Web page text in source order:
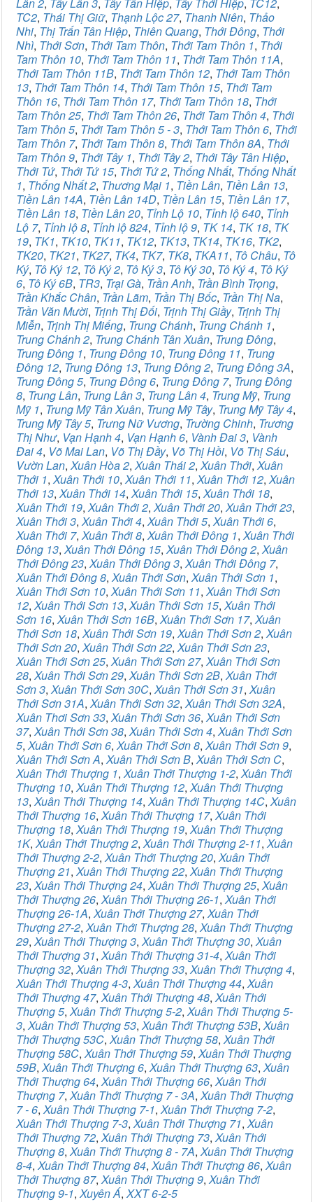
TC2, Thái Thị Giữ, Thạnh Lộc 27, Thanh Niên, Thảo
Nhi, Thị Trấn Tân Hiệp, Thiên Quang, Thới Đông, Thới
Nhì, Thới Sơn, Thới Tam Thôn, Thới Tam Thôn 1, Thới
Tam Thôn 10, Thới Tam Thôn 11, Thới Tam Thôn 11A,
Thới Tam Thôn 11B, Thới Tam Thôn 12, Thới Tam Thôn
13, Thới Tam Thôn 14, Thới Tam Thôn 15, Thới Tam
Thôn 16, Thới Tam Thôn 17, Thới Tam Thôn 18, Thới
Tam Thôn 25, Thới Tam Thôn 26, Thới Tam Thôn 4, Thới
Tam Thôn 5, Thới Tam Thôn 5 - 3, Thới Tam Thôn 6, Thới
Tam Thôn 7, Thới Tam Thôn 8, Thới Tam Thôn 8A, Thới
Tam Thôn 9, Thới Tây 1, Thới Tây 2, Thới Tây Tân Hiệp,
Thới Tứ, Thới Tứ 15, Thới Tứ 2, Thống Nhất, Thống Nhất
1, Thống Nhất 2, Thương Mại 1, Tiền Lân, Tiền Lân 13,
Tiền Lân 14A, Tiền Lân 14D, Tiền Lân 15, Tiền Lân 17,
Tiền Lân 18, Tiền Lân 20, Tỉnh Lộ 10, Tỉnh lộ 640, Tỉnh
Lộ 7, Tỉnh lộ 8, Tỉnh lộ 824, Tỉnh lộ 9, TK 14, TK 18, TK
19, TK1, TK10, TK11, TK12, TK13, TK14, TK16, TK2,
TK20, TK21, TK27, TK4, TK7, TK8, TKA11, Tô Châu, Tô
Ký, Tô Ký 12, Tô Ký 2, Tô Ký 3, Tô Ký 30, Tô Ký 4, Tô Ký
6, Tô Ký 6B, TR3, Trại Gà, Trần Anh, Trần Bình Trọng,
Trần Khắc Chân, Trần Lãm, Trần Thị Bốc, Trần Thị Na,
Trần Văn Mười, Trịnh Thị Đối, Trịnh Thị Giầy, Trịnh Thị
Miễn, Trịnh Thị Miếng, Trung Chánh, Trung Chánh 1,
Trung Chánh 2, Trung Chánh Tân Xuân, Trung Đông,
Trung Đông 1, Trung Đông 10, Trung Đông 11, Trung
Đông 12, Trung Đông 13, Trung Đông 2, Trung Đông 3A,
Trung Đông 5, Trung Đông 6, Trung Đông 7, Trung Đông
8, Trung Lân, Trung Lân 3, Trung Lân 4, Trung Mỹ, Trung
Mỹ 1, Trung Mỹ Tân Xuân, Trung Mỹ Tây, Trung Mỹ Tây 4,
Trung Mỹ Tây 5, Trưng Nữ Vương, Trường Chinh, Trương
Thị Như, Vạn Hạnh 4, Vạn Hạnh 6, Vành Đai 3, Vành
Đai 4, Võ Mai Lan, Võ Thị Đầy, Võ Thị Hồi, Võ Thị Sáu,
Vườn Lan,Xuân Hòa 2,Xuân Thái 2,Xuân Thới,Xuân
Thới 1,Xuân Thới 10,Xuân Thới 11,Xuân Thới 12,Xuân
Thới 13,Xuân Thới 14,Xuân Thới 15,Xuân Thới 18,
Xuân Thới 19,Xuân Thới 2,Xuân Thới 20,Xuân Thới 23,
Xuân Thới 3,Xuân Thới 4,Xuân Thới 5,Xuân Thới 6,
Xuân Thới 7,Xuân Thới 8,Xuân Thới Đông 1,Xuân Thới
Đông 13,Xuân Thới Đông 15,Xuân Thới Đông 2,Xuân
Thới Đông 23,Xuân Thới Đông 3,Xuân Thới Đông 7,
Xuân Thới Đông 8,Xuân Thới Sơn,Xuân Thới Sơn 1,
Xuân Thới Sơn 10,Xuân Thới Sơn 11,Xuân Thới Sơn
12,Xuân Thới Sơn 13,Xuân Thới Sơn 15,Xuân Thới
Sơn 16,Xuân Thới Sơn 16B,Xuân Thới Sơn 17,Xuân
Thới Sơn 18,Xuân Thới Sơn 19,Xuân Thới Sơn 2,Xuân
Thới Sơn 20,Xuân Thới Sơn 22,Xuân Thới Sơn 23,
Xuân Thới Sơn 25,Xuân Thới Sơn 27,Xuân Thới Sơn
28,Xuân Thới Sơn 29,Xuân Thới Sơn 2B,Xuân Thới
Sơn 3,Xuân Thới Sơn 30C,Xuân Thới Sơn 31,Xuân
Thới Sơn 31A,Xuân Thới Sơn 32,Xuân Thới Sơn 32A,
Xuân Thơi Sơn 33,Xuân Thới Sơn 36,Xuân Thới Sơn
37,Xuân Thới Sơn 38,Xuân Thới Sơn 4,Xuân Thới Sơn
5,Xuân Thới Sơn 6,Xuân Thới Sơn 8,Xuân Thới Sơn 9,
Xuân Thới Sơn A,Xuân Thới Sơn B,Xuân Thới Sơn C,
Xuân Thới Thượng 1,Xuân Thới Thượng 1-2,Xuân Thới
Thượng 10,Xuân Thới Thượng 12,Xuân Thới Thượng
13,Xuân Thới Thượng 14,Xuân Thới Thượng 14C,Xuân
Thới Thượng 16,Xuân Thới Thượng 17,Xuân Thới
Thượng 18,Xuân Thới Thượng 19,Xuân Thới Thượng
1K,Xuân Thới Thượng 2,Xuân Thới Thượng 2-11,Xuân
Thới Thượng 2-2,Xuân Thới Thượng 20,Xuân Thới
Thượng 21,Xuân Thới Thượng 22,Xuân Thới Thượng
23,Xuân Thới Thượng 24,Xuân Thới Thượng 25,Xuân
Thới Thượng 26,Xuân Thới Thượng 26-1,Xuân Thới
Thượng 26-1A,Xuân Thới Thượng 27,Xuân Thới
Thượng 27-2,Xuân Thới Thượng 28,Xuân Thới Thượng
29,Xuân Thới Thượng 3,Xuân Thới Thượng 30,Xuân
Thới Thượng 31,Xuân Thới Thượng 31-4,Xuân Thới
Thượng 32,Xuân Thới Thượng 33,Xuân Thới Thượng 4,
Xuân Thới Thượng 4-3,Xuân Thới Thượng 44,Xuân
Thới Thượng 47,Xuân Thới Thượng 48,Xuân Thới
Thượng 5,Xuân Thới Thượng 5-2,Xuân Thới Thượng 5-
3,Xuân Thới Thượng 53,Xuân Thới Thượng 53B,Xuân
Thới Thượng 53C,Xuân Thới Thượng 58,Xuân Thới
Thượng 58C,Xuân Thới Thượng 59,Xuân Thới Thượng
59B,Xuân Thới Thượng 6,Xuân Thới Thượng 63,Xuân
Thới Thượng 64,Xuân Thới Thượng 66,Xuân Thới
Thượng 7,Xuân Thới Thượng 7 - 3A,Xuân Thới Thượng
7 - 6,Xuân Thới Thượng 7-1,Xuân Thới Thượng 7-2,
Xuân Thới Thượng 7-3,Xuân Thới Thượng 71,Xuân
Thới Thượng 72,Xuân Thới Thượng 73,Xuân Thới
Thượng 8,Xuân Thới Thượng 8 - 7A,Xuân Thới Thượng
8-4,Xuân Thới Thượng 84,Xuân Thới Thượng 86,Xuân
Thới Thượng 87,Xuân Thới Thượng 9,Xuân Thới
Thượng 9-1,Xuyên Á,XXT 6-2-5